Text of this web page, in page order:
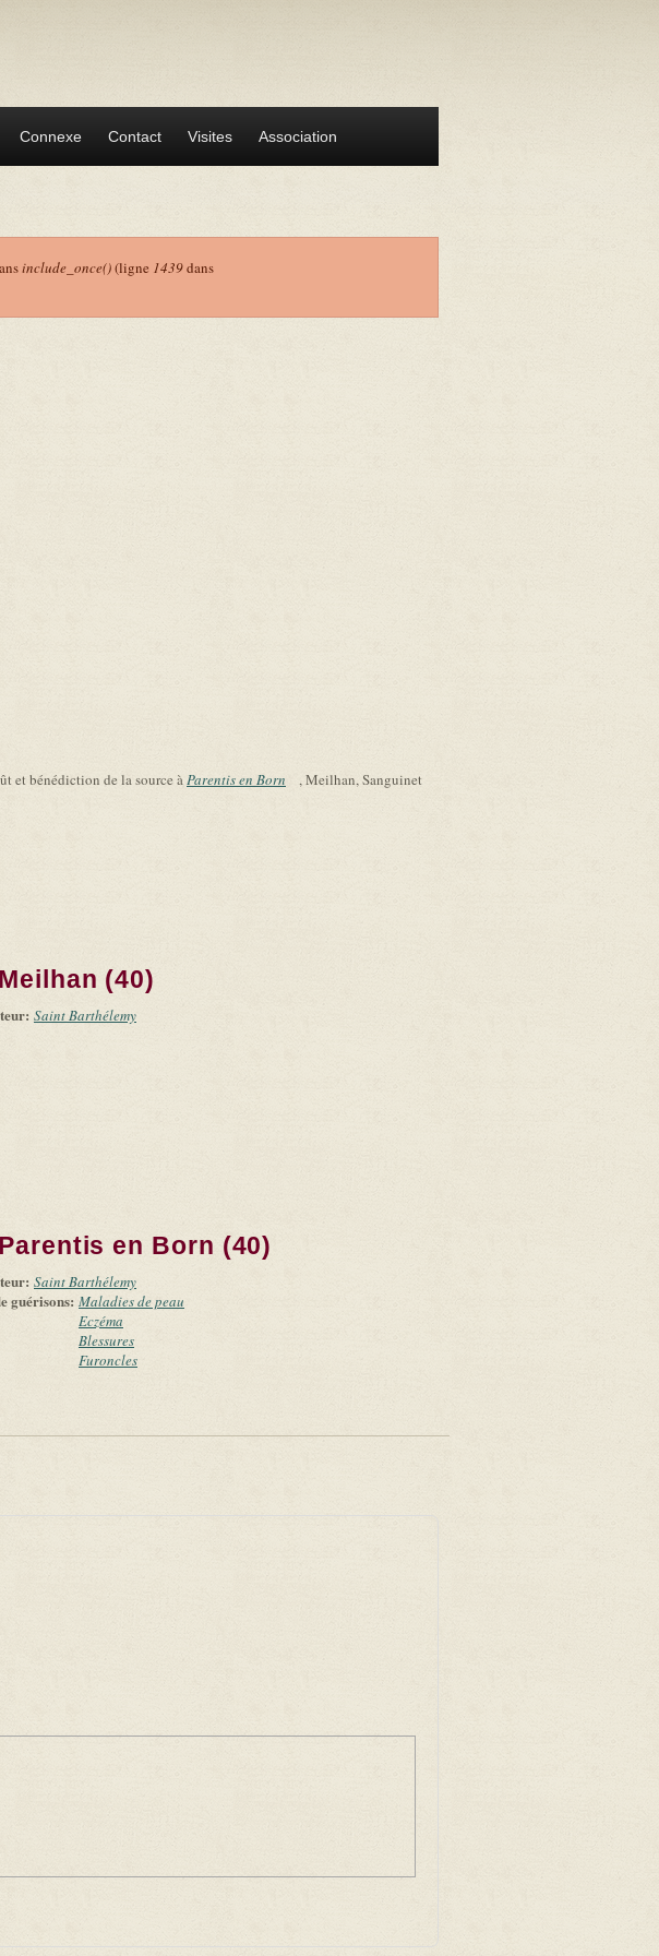
Connexe Contact Visites Association
include_once()(ligne 1439dans
et bénédiction de la source àParentis en Born (link is external)
, Meilhan, Sanguinet
Meilhan (40)
Saint Barthélemy
Parentis en Born (40)
Saint Barthélemy
guérisons: Maladies de peau
Eczéma
Blessures
Furoncles